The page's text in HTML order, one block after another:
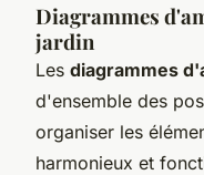
Diagrammes
jardin
Les diagrammes
d'ensemble des
organiser les
harmonieux et